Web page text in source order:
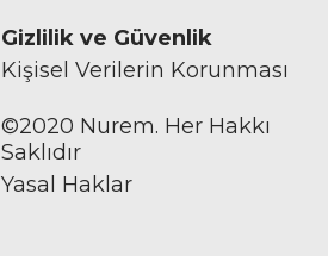
Gizlilik ve Güvenlik
Kişisel Verilerin Korunması
©2020 Nurem. Her Hakkı
Saklıdır
Yasal Haklar